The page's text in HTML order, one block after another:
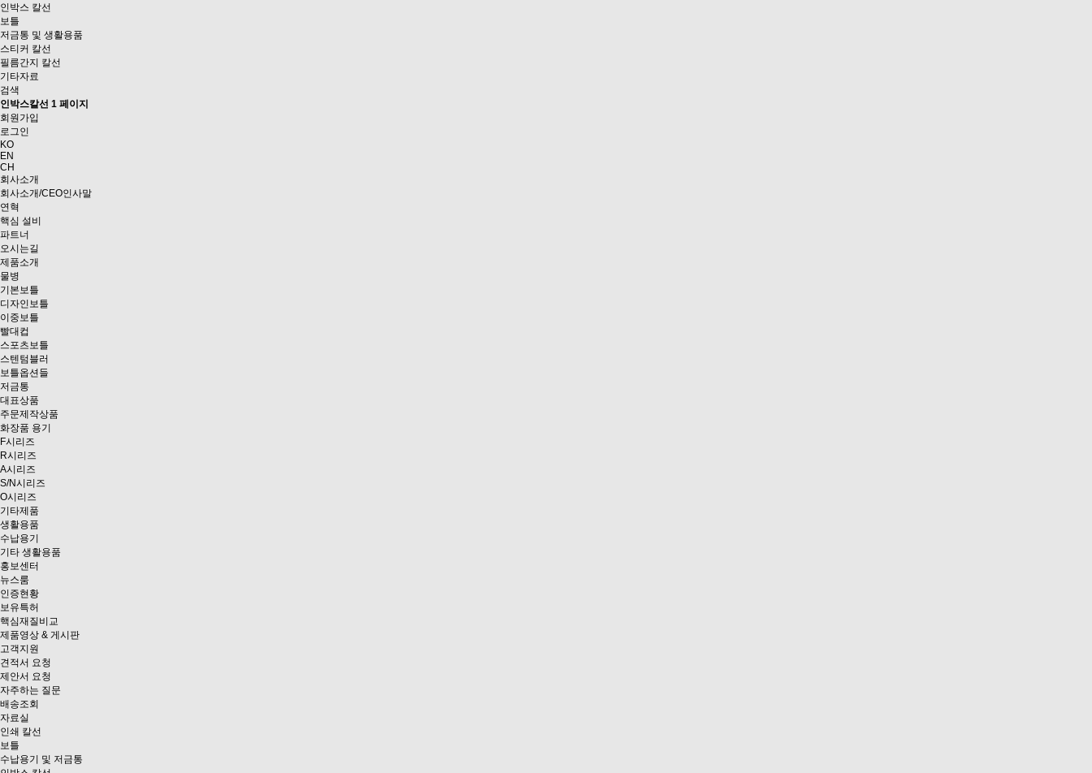
인박스 칼선
보틀
저금통 및 생활용품
스티커 칼선
필름간지 칼선
기타자료
검색
인박스칼선 1 페이지
회원가입
로그인
KO
EN
CH
회사소개
회사소개/CEO인사말
연혁
핵심 설비
파트너
오시는길
제품소개
물병
기본보틀
디자인보틀
이중보틀
빨대컵
스포츠보틀
스텐텀블러
보틀옵션들
저금통
대표상품
주문제작상품
화장품 용기
F시리즈
R시리즈
A시리즈
S/N시리즈
O시리즈
기타제품
생활용품
수납용기
기타 생활용품
홍보센터
뉴스룸
인증현황
보유특허
핵심재질비교
제품영상 & 게시판
고객지원
견적서 요청
제안서 요청
자주하는 질문
배송조회
자료실
인쇄 칼선
보틀
수납용기 및 저금통